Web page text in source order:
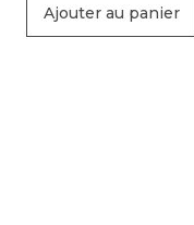
Ajouter au panier